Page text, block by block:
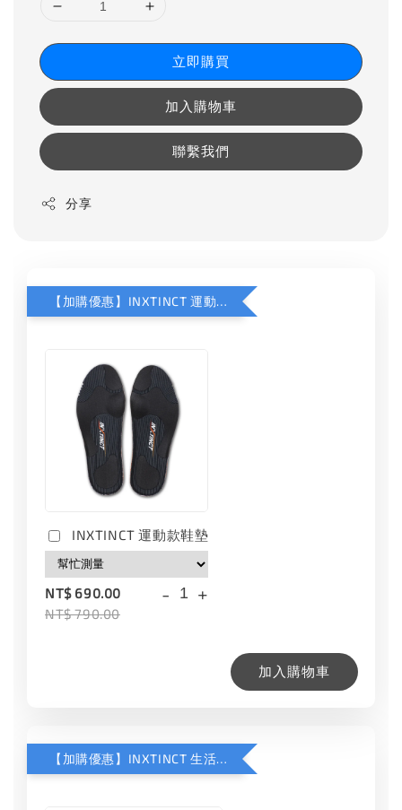
立即購買
加入購物車
聯繫我們
分享
【加購優惠】INXTINCT 運動款鞋墊
INXTINCT 運動款鞋墊
NT$ 690.00
NT$ 790.00
- +
加入購物車
【加購優惠】INXTINCT 生活日用鞋墊